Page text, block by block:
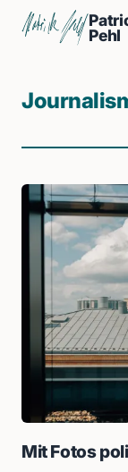
Pehl
Mit Fotos